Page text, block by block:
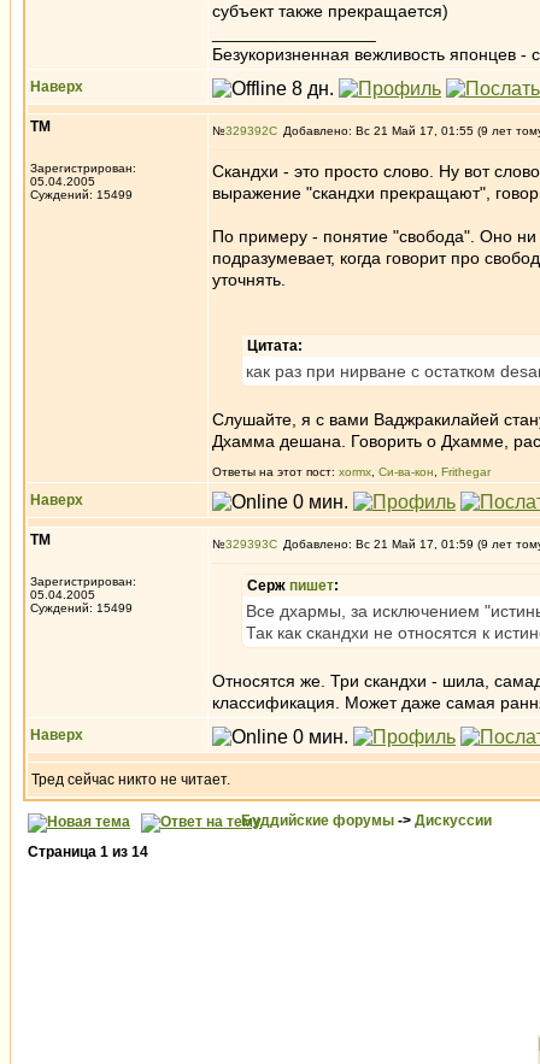
субъект также прекращается)
Безукоризненная вежливость японцев -
Наверх
ТМ
Зарегистрирован:
05.04.2005
Суждений: 15499
№329392 Добавлено: Вс 21 Май 17, 01:55 (9 лет
Скандхи - это просто слово. Ну вот
выражение "скандхи прекращают",
По примеру - понятие "свобода". Оно ни
подразумевает, когда говорит про
уточнять.
Цитата:
как раз при нирване с остатком
Слушайте, я с вами Ваджракилайей
Дхамма дешана. Говорить о Дхамме,
Ответы на этот пост: xormx Си-ва-кон Frithegar
Наверх
ТМ
Зарегистрирован:
05.04.2005
Суждений: 15499
№329393 Добавлено: Вс 21 Май 17, 01:59 (9 лет
Серж пишет:
Все дхармы, за исключением
Так как скандхи не относятся к
Относятся же. Три скандхи - шила,
классификация. Может даже самая
Наверх
Тред сейчас никто не читает.
Буддийские форумы -> Дискуссии
Страница 1 из 14